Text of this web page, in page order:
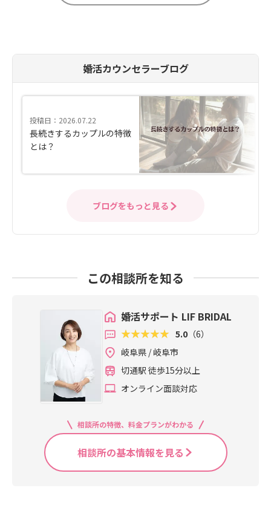
婚活カウンセラーブログ
投稿日：2026.07.22
長続きするカップルの特徴
とは？
ブログをもっと見る
この相談所を知る
婚活サポート LIF BRIDAL
5.0（6）
岐阜県 / 岐阜市
切通駅 徒歩15分以上
オンライン面談対応
相談所の特徴、料金プランがわかる
相談所の基本情報を見る